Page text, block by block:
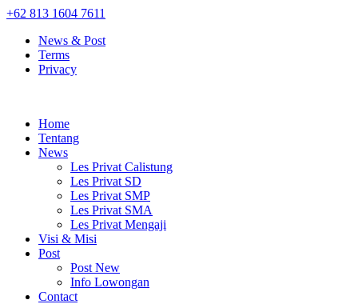
+62 813 1604 7611
News & Post
Terms
Privacy
Home
Tentang
News
Les Privat Calistung
Les Privat SD
Les Privat SMP
Les Privat SMA
Les Privat Mengaji
Visi & Misi
Post
Post New
Info Lowongan
Contact